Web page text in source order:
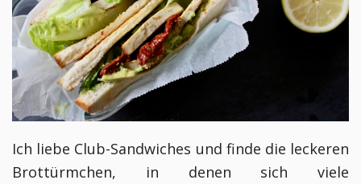
Ich liebe Club-Sandwiches und finde die leckeren
Brottürmchen, in denen sich viele